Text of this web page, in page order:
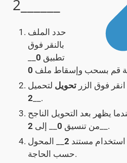
حدد الملف
بالنقر فوق
تطبيق 0
قم بسحب وإسقاط ملف 0
انقر فوق الزر تحويل
2 __.
يظهر بعد التحويل الناجح
من تنسيق 0 __ إلى 2
__.
مستند 2 __ المحول
حسب الحاجة.